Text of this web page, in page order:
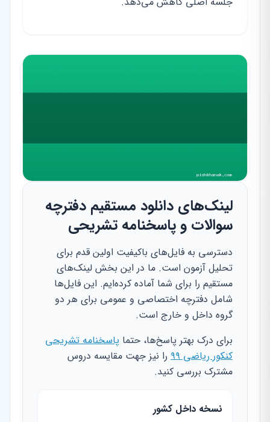
لینک‌های دانلود مستقیم دفترچه
سوالات و پاسخنامه تشریحی
دسترسی به فایل‌های باکیفیت اولین قدم برای
تحلیل آزمون است. ما در این بخش لینک‌های
مستقیم را برای شما آماده کرده‌ایم. این فایل‌ها
شامل دفترچه اختصاصی و عمومی برای هر دو
گروه داخل و خارج است.
برای درک بهتر پاسخ‌ها، حتما پاسخنامه تشریحی
کنکور ریاضی ۹۹
را نیز جهت مقایسه دروس
مشترک بررسی کنید.
نسخه داخل کشور